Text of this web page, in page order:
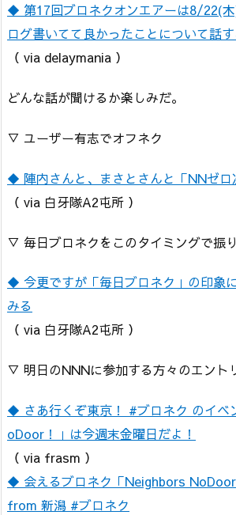
◆ 第17回ブロネクオンエアーは8/22(
ログ書いてて良かったことについて話す
（ via delaymania ）
どんな話が聞けるか楽しみだ。
▽ ユーザー有志でオフネク
◆ 陣内さんと、まさとさんと「NNゼロ
（ via 白牙隊A2屯所 ）
▽ 毎日ブロネクをこのタイミングで振
◆ 今更ですが「毎日ブロネク」の印象
みる
（ via 白牙隊A2屯所 ）
▽ 明日のNNNに参加する方々のエント
◆ さあ行くぞ東京！ #ブロネク のイベ
oDoor！」は今週末金曜日だよ！
（ via frasm ）
◆ 会えるブロネク「Neighbors NoDoor
from 新潟 #ブロネク